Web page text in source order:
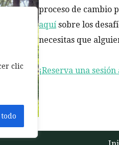
clic
proceso de cambio
aquísobre los
necesitas que
¡Reserva una sesión